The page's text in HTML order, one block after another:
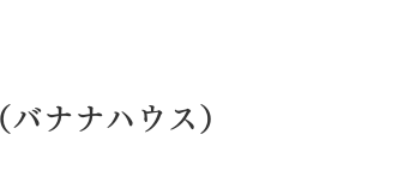
ナナハウス）